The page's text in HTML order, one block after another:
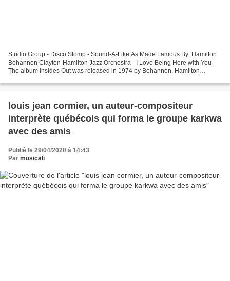
Studio Group - Disco Stomp - Sound-A-Like As Made Famous By: Hamilton
Bohannon Clayton-Hamilton Jazz Orchestra - I Love Being Here with You
The album Insides Out was released in 1974 by Bohannon. Hamilton
louis jean cormier, un auteur-compositeur
interprète québécois qui forma le groupe karkwa
avec des amis
Publié le 29/04/2020 à 14:43
Par musicali